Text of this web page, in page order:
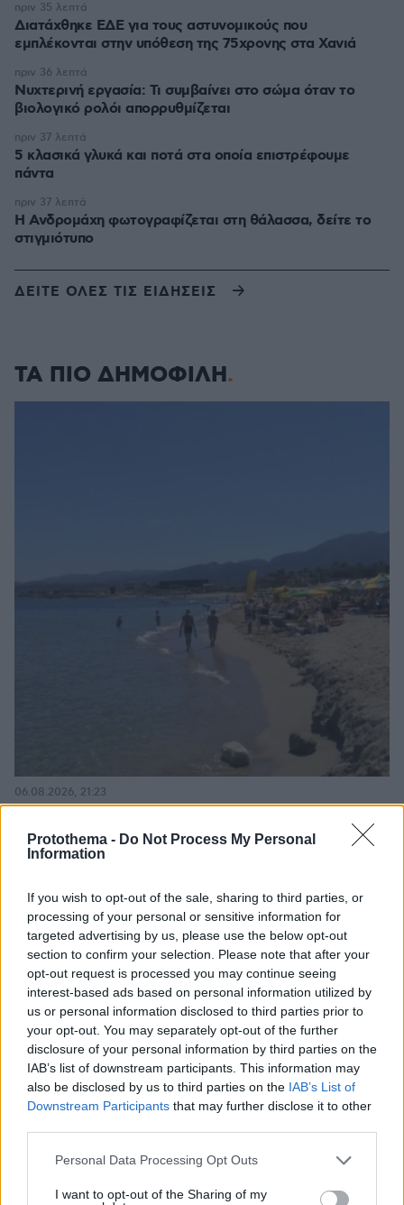
Protothema - Do Not Process My Personal
Information
If you wish to opt-out of the sale, sharing to third parties, or
processing of your personal or sensitive information for
targeted advertising by us, please use the below opt-out
section to confirm your selection. Please note that after your
opt-out request is processed you may continue seeing
interest-based ads based on personal information utilized by
us or personal information disclosed to third parties prior to
your opt-out. You may separately opt-out of the further
disclosure of your personal information by third parties on the
IAB’s list of downstream participants. This information may
also be disclosed by us to third parties on the IAB’s List of
Downstream Participants that may further disclose it to other
Please note that this website/app uses one or more Google
not limited to your visit or usage behaviour. You may click to
Personal Data Processing Opt Outs
I want to opt-out of the Sharing of my
Διατάχθηκε ΕΔΕ για τους αστυνομικούς που
εμπλέκονται στην υπόθεση της 75χρονης στα Χανιά
πριν 35 λεπτά
Νυχτερινή εργασία: Τι συμβαίνει στο σώμα όταν το
βιολογικό ρολόι απορρυθμίζεται
πριν 36 λεπτά
5 κλασικά γλυκά και ποτά στα οποία επιστρέφουμε
πάντα
πριν 37 λεπτά
Η Ανδρομάχη φωτογραφίζεται στη θάλασσα, δείτε το
στιγμιότυπο
πριν 37 λεπτά
ΔΕΙΤΕ ΟΛΕΣ ΤΙΣ ΕΙΔΗΣΕΙΣ
ΤΑ ΠΙΟ ΔΗΜΟΦΙΛΗ
Μάλια: Βούτηξε για να βοηθήσει τη φίλη της και
πνίγηκε, τα παιδιά φώναζαν για βοήθεια
06.08.2026, 21:23